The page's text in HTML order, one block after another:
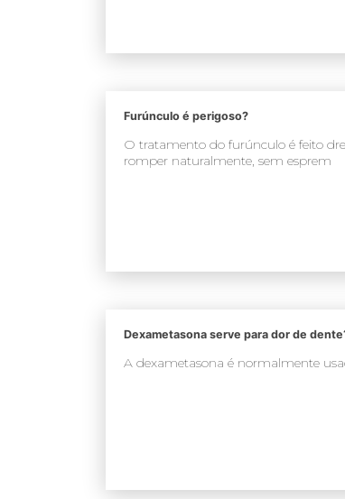
Furúnculo é perigoso?
O tratamento do furúnculo é feito
romper naturalmente, sem esprem
Dexametasona serve para dor de
A dexametasona é normalmente